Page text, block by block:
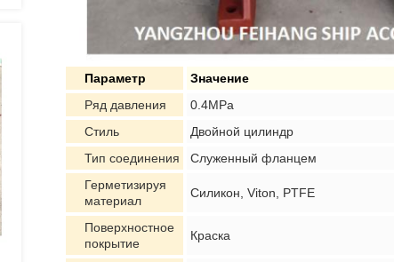
Параметр
Значение
Ряд давления
0.4MPa
Стиль
Двойной цилиндр
Тип соединения
Служенный фланцем
Герметизируя
материал
Силикон, Viton, PTFE
Поверхностное
покрытие
Краска